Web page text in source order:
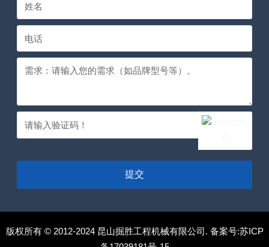
提交
版权所有 © 2012-2024 昆山掘胜工程机械有限公司. 备案号:苏ICP